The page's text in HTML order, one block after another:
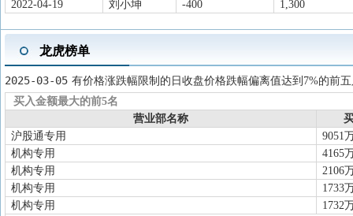
以实际为准。
2025-11-22
资本运作
为满足安琪酵母(阿尔及利亚)有限公
增资。增资总额为298.51万美元,其
资本运作
为进一步巩固并提升公司在非洲区域
(埃及)有限公司拟在阿尔及利亚与博
配料业务。
2022-04-19
刘小坤 -400 1,300
龙虎榜单
2025-03-05 有价格涨跌幅限制的日收盘价格跌幅偏离值达到7%的前
买入金额最大的前5名
营业部名称
沪股通专用
9051
机构专用
4165
机构专用
2106
机构专用
1733
机构专用
1732